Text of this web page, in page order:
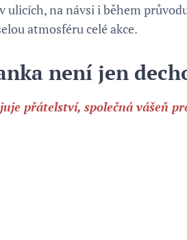
na návsi i během
atmosféru celé akce.
není jen
přátelství, společná vášeň